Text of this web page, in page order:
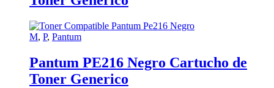
M, P, Pantum
Pantum PE216 Negro Cartucho de
Toner Generico